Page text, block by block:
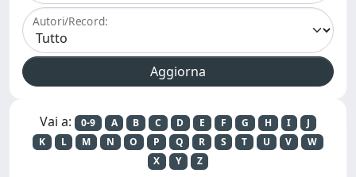
Autori/Record:
Vai a: 0-9 A B C D E F G H I
J
K
L M N O P Q R S T U V
W
X
Y Z